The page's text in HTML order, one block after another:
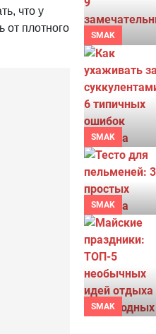
что у
от плотного
SMAK
SMAK
SMAK
SMAK